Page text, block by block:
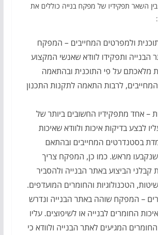
השאר תפקידיו של מפקח בנייה כוללים את
ולמפרטים המחייבים – המפקח
הבנייה ותפקידו לוודא שאנשי המקצוע
מלאכתם על פי התוכנית ובהתאמה
לרבות התאמה לתקנות התכנון
– אחד מתפקידיו החשובים ביותר של
לבצע בדיקות איכות ולוודא שאיכות
בסטנדרטים המחייבים ובהתאם
מראש. כמו כן, המפקח צריך
קבלני הביצוע באתר הבנייה ולהסביר
הטכנולוגיות והחומרים המועדפים.
– המפקח שוהה באתר הבנייה ונדרש
החומרים לבנייה או לשיפוצים. עליו
המגיעים לאתר הבנייה ולוודא כי